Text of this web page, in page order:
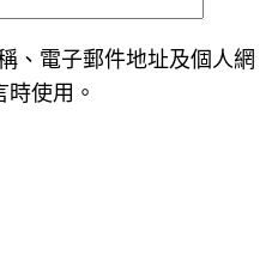
、電子郵件地址及個人網
使用。